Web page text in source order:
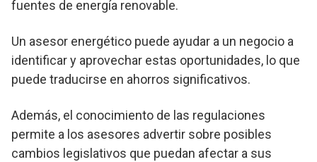
fuentes de energía renovable.
Un asesor energético puede ayudar a un negocio a
identificar y aprovechar estas oportunidades, lo que
puede traducirse en ahorros significativos.
Además, el conocimiento de las regulaciones
permite a los asesores advertir sobre posibles
cambios legislativos que puedan afectar a sus